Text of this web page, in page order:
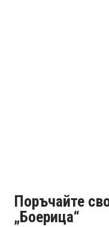
Поръчайте
„Боерица“